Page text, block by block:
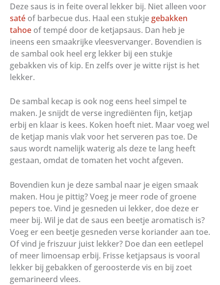
Deze saus is in feite overal lekker bij. Niet alleen voor
saté of barbecue dus. Haal een stukjegebakken
tahoe of tempé door de ketjapsaus. Dan heb je
ineens een smaakrijke vleesvervanger. Bovendien is
de sambal ook heel erg lekker bij een stukje
gebakken vis of kip. En zelfs over je witte rijst is het
lekker.
De sambal kecap is ook nog eens heel simpel te
maken. Je snijdt de verse ingrediënten fijn, ketjap
erbij en klaar is kees. Koken hoeft niet. Maar voeg wel
de ketjap manis vlak voor het serveren pas toe. De
saus wordt namelijk waterig als deze te lang heeft
gestaan, omdat de tomaten het vocht afgeven.
Bovendien kun je deze sambal naar je eigen smaak
maken. Hou je pittig? Voeg je meer rode of groene
pepers toe. Vind je gesneden ui lekker, doe deze er
meer bij. Wil je dat de saus een beetje aromatisch is?
Voeg er een beetje gesneden verse koriander aan toe.
Of vind je friszuur juist lekker? Doe dan een eetlepel
of meer limoensap erbij. Frisse ketjapsaus is vooral
lekker bij gebakken of geroosterde vis en bij zoet
gemarineerd vlees.